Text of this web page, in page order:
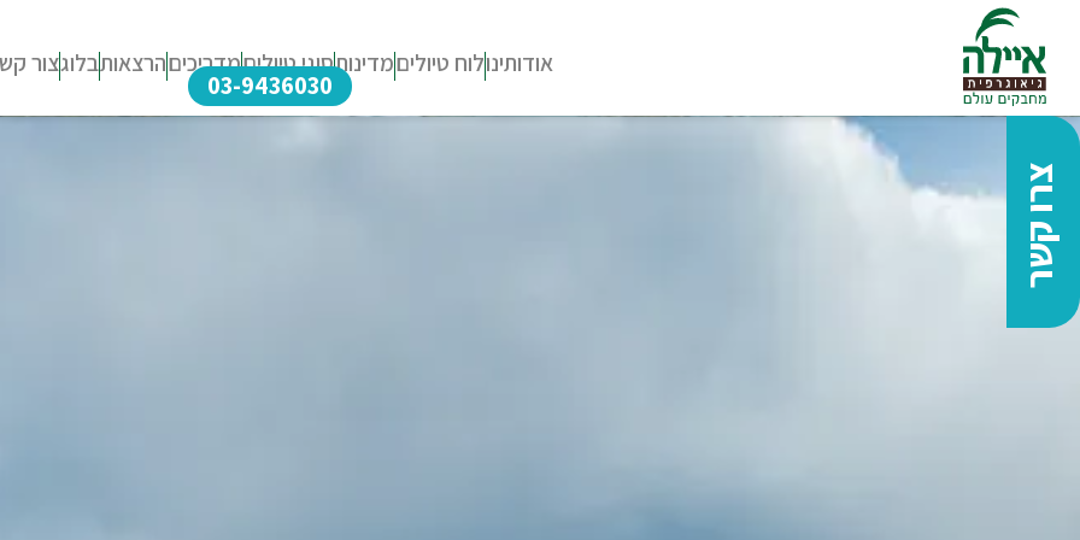
אודותינולוח טיוליםמדינותסוגי טיוליםמדריכיםהרצאותבלוגצור
03-9436030
צרו קשר